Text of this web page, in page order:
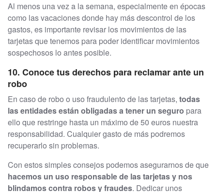
Al menos una vez a la semana, especialmente en épocas
como las vacaciones donde hay más descontrol de los
gastos, es importante revisar los movimientos de las
tarjetas que tenemos para poder identificar movimientos
sospechosos lo antes posible.
10. Conoce tus derechos para reclamar ante un
robo
En caso de robo o uso fraudulento de las tarjetas, todas
las entidades están obligadas a tener un seguro para
ello que restringe hasta un máximo de 50 euros nuestra
responsabilidad. Cualquier gasto de más podremos
recuperarlo sin problemas.
Con estos simples consejos podemos asegurarnos de que
hacemos un uso responsable de las tarjetas y nos
blindamos contra robos y fraudes. Dedicar unos